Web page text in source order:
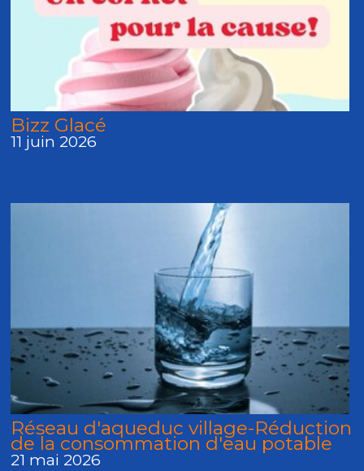
Bizz Glacé
11 juin 2026
Réseau d'aqueduc village-Réduction
de la consommation d'eau potable
21 mai 2026